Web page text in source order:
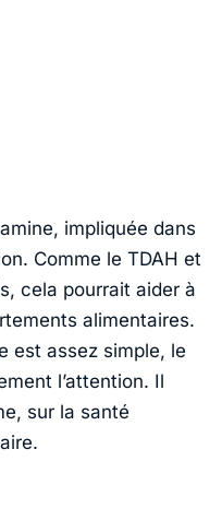
impliquée dans
Comme le TDAH et
cela pourrait aider à
alimentaires.
est assez simple, le
l’attention. Il
sur la santé